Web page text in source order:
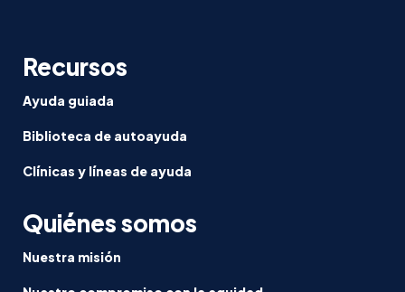
Recursos
Ayuda guiada
Biblioteca de autoayuda
Clínicas y líneas de ayuda
Quiénes somos
Nuestra misión